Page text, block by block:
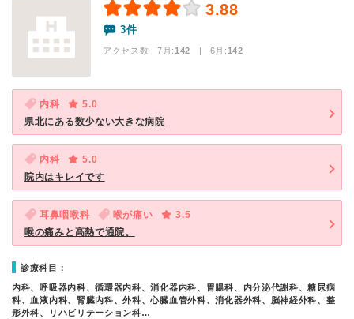
3.88
3件
アクセス数 7月:142 | 6月:142
内科
5.0
県北にある数少ない大きな病院
内科
5.0
院内はキレイです
耳鼻咽喉科 喉が痛い
3.5
喉の痛みと高熱で通院。
診療科目：
内科、呼吸器内科、循環器内科、消化器内科、胃腸科、内分泌代謝科、糖尿病
科、血液内科、腎臓内科、外科、心臓血管外科、消化器外科、脳神経外科、整
形外科、リハビリテーション科…